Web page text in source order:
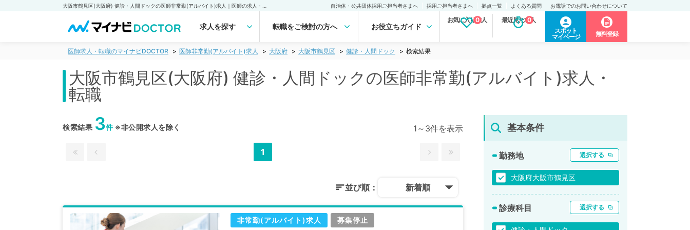
自治体・公共団体採用ご担当者さまへ 採用ご担当者さまへ 拠点一覧 よくある質問 お電話でのお問い合わせについて
求人を探す 転職をご検討の方へ お役立ちガイド
お気に入り求人
0 最近見た求人
0
スポット
マイページ
無料登録
医師求人・転職のマイナビDOCTOR 医師非常勤(アルバイト)求人 大阪府 大阪市鶴見区 健診・人間ドック 検索結果
大阪市鶴見区(大阪府) 健診・人間ドックの医師非常勤(アルバイト)求人・
転職
検索結果 3件※非公開求人を除く 1～3件を表示
1
並び順： 新着順
非常勤(アルバイト)求人 募集停止
基本条件
勤務地 選択する
大阪府大阪市鶴見区
診療科目 選択する